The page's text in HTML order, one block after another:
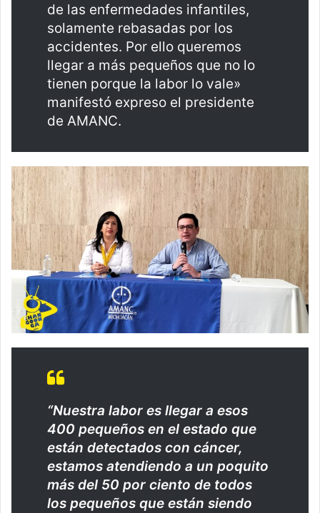
de las enfermedades infantiles,
solamente rebasadas por los
accidentes. Por ello queremos
llegar a más pequeños que no lo
tienen porque la labor lo vale»
manifestó expreso el presidente
de AMANC.
“Nuestra labor es llegar a esos
400 pequeños en el estado que
están detectados con cáncer,
estamos atendiendo a un poquito
más del 50 por ciento de todos
los pequeños que están siendo